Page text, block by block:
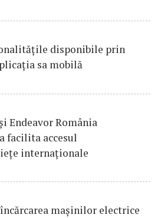
disponibile prin
sa mobilă
Endeavor România
facilita accesul
internaţionale
maşinilor electrice